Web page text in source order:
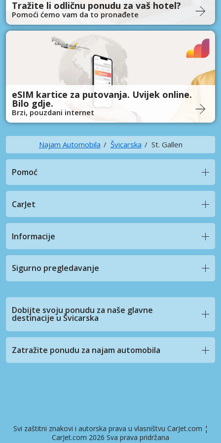
Tražite li odličnu ponudu za vaš hotel?
Pomoći ćemo vam da to pronađete
eSIM kartice za putovanja. Uvijek online.
Bilo gdje.
Brzi, pouzdani internet
Najam Automobila Švicarska St. Gallen
Pomoć
CarJet
Informacije
Sigurno pregledavanje
Dobijte svoju ponudu za naše glavne
destinacije u Švicarska
Zatražite ponudu za najam automobila
Svi zaštitni znakovi i autorska prava u vlasništvu CarJet.com ¦
CarJet.com 2026 Sva prava pridržana